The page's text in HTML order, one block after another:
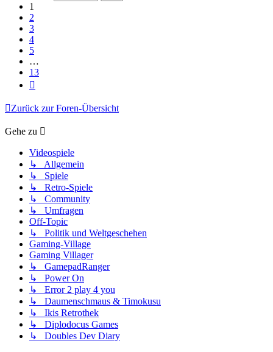
1
2
3
4
5
…
13
Zurück zur Foren-Übersicht
Gehe zu
Videospiele
↳ Allgemein
↳ Spiele
↳ Retro-Spiele
↳ Community
↳ Umfragen
Off-Topic
↳ Politik und Weltgeschehen
Gaming-Village
Gaming Villager
↳ GamepadRanger
↳ Power On
↳ Error 2 play 4 you
↳ Daumenschmaus & Timokusu
↳ Ikis Retrothek
↳ Diplodocus Games
↳ Doubles Dev Diary